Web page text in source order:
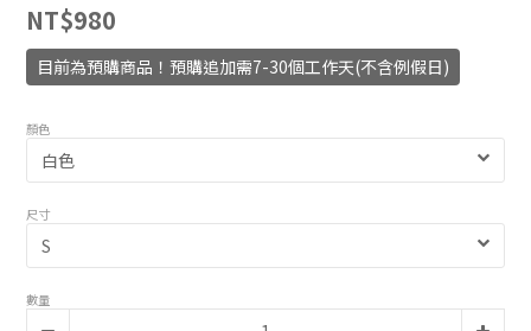
NT$980
目前為預購商品！預購追加需7-30個工作天(不含例假日)
顏色
尺寸
數量